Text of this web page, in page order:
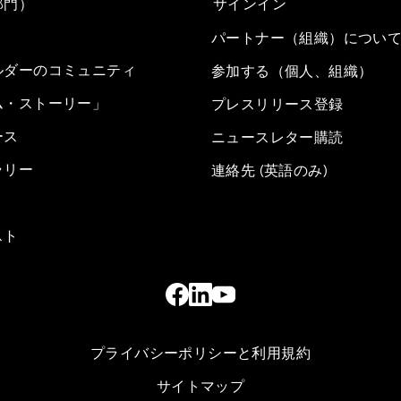
）
ーのコミュニティ
ストーリー」
リー
サインイン
パートナー（組織）につい
参加する（個人、組織）
プレスリリース登録
ニュースレター購読
連絡先 (英語のみ)
プライバシーポリシーと利用規約
サイトマップ